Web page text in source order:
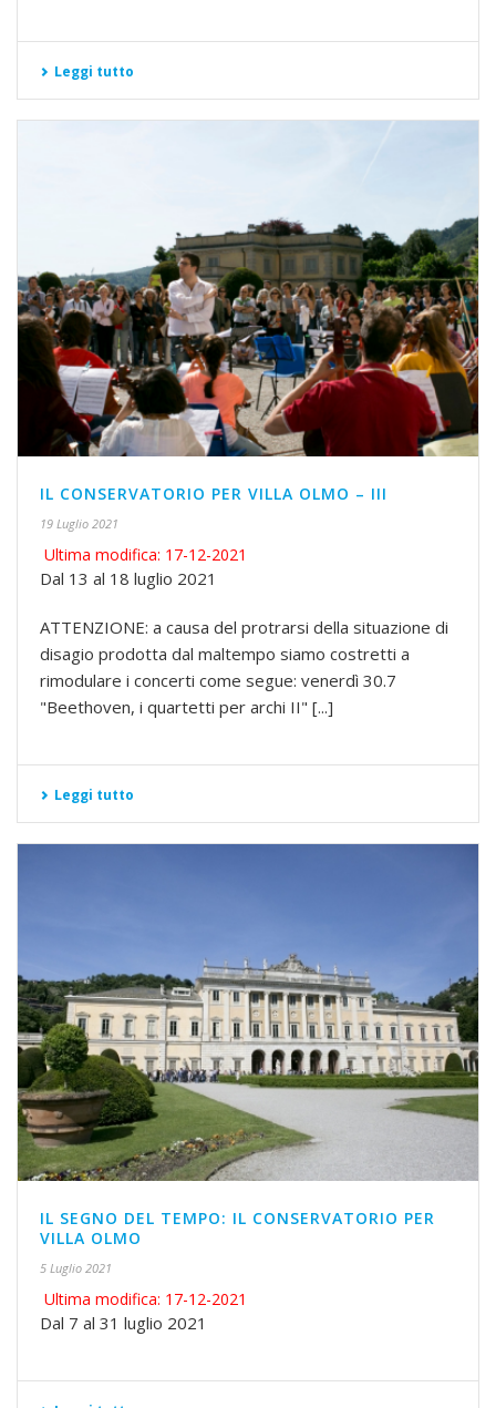
Leggi tutto
IL CONSERVATORIO PER VILLA OLMO – III
19 Luglio 2021
Ultima modifica: 17-12-2021
Dal 13 al 18 luglio 2021
ATTENZIONE: a causa del protrarsi della situazione di
disagio prodotta dal maltempo siamo costretti a
rimodulare i concerti come segue: venerdì 30.7
"Beethoven, i quartetti per archi II" [...]
Leggi tutto
IL SEGNO DEL TEMPO: IL CONSERVATORIO PER
VILLA OLMO
5 Luglio 2021
Ultima modifica: 17-12-2021
Dal 7 al 31 luglio 2021